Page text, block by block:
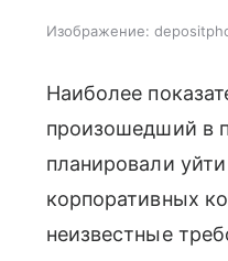
Изображение:
Наиболее
произошедший в
планировали
корпоративных
неизвестные